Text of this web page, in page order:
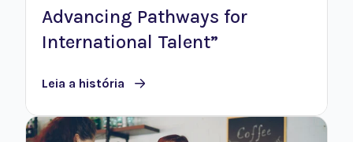
Advancing Pathways for
International Talent”
Leia a história